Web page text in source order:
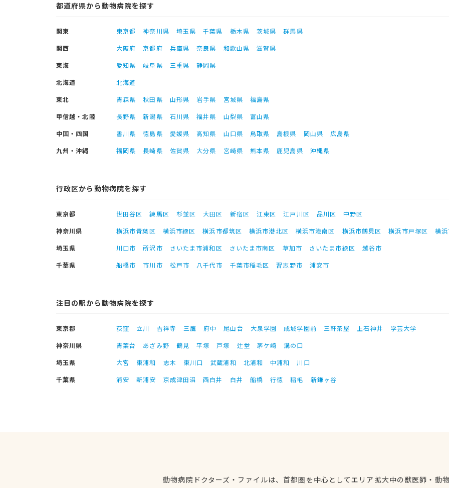
都道府県から動物病院を探す
関東 東京都 神奈川県 埼玉県 千葉県 栃木県 茨城県
群馬県
関西
大阪府 京都府 兵庫県 奈良県 和歌山県
滋賀県
東海
愛知県 岐阜県 三重県
静岡県
北海道
北海道
東北
青森県 秋田県 山形県 岩手県 宮城県
福島県
甲信越・北陸
長野県 新潟県 石川県 福井県 山梨県
富山県
中国・四国
香川県 徳島県 愛媛県 高知県 山口県 鳥取県 島根県 岡山県
広島県
九州・沖縄
福岡県 長崎県 佐賀県 大分県 宮崎県 熊本県 鹿児島県 沖縄県
行政区から動物病院を探す
東京都 世田谷区 練馬区 杉並区 大田区 新宿区 江東区 江戸川区 品川区
中野区
神奈川県
横浜市青葉区 横浜市緑区 横浜市都筑区 横浜市港北区 横浜市港南区 横浜市鶴見区 横浜市戸塚区
横
埼玉県
川口市 所沢市 さいたま市浦和区 さいたま市南区 草加市 さいたま市緑区
越谷市
千葉県
船橋市 市川市 松戸市 八千代市 千葉市稲毛区 習志野市 浦安市
注目の駅から動物病院を探す
東京都 荻窪 立川 吉祥寺 三鷹 府中 尾山台 大泉学園 成城学園前 三軒茶屋 上石神井
学芸大学
神奈川県
青葉台 あざみ野 鶴見 平塚 戸塚 辻堂 茅ケ崎
溝の口
埼玉県
大宮 東浦和 志木 東川口 武蔵浦和 北浦和 中浦和
川口
千葉県
浦安 新浦安 京成津田沼 西白井 白井 船橋 行徳 稲毛 新鎌ヶ谷
動物病院ドクターズ・ファイルは、首都圏を中心としてエリア拡大中の獣医師・動